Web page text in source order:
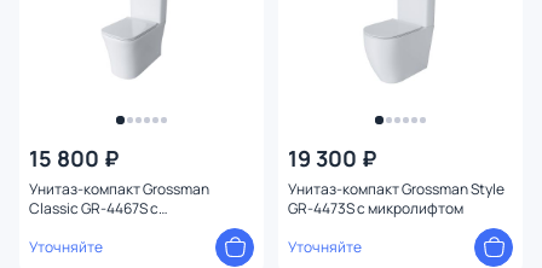
15 800 ₽
Унитаз-компакт Grossman
Classic GR-4467S с
Уточняйте
19 300 ₽
Унитаз-компакт Grossman Style
GR-4473S с микролифтом
Уточняйте